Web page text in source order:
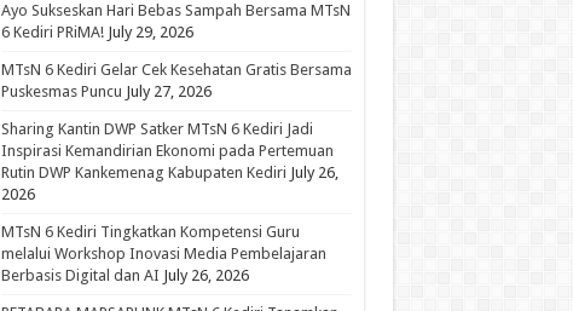
Ayo Sukseskan Hari Bebas Sampah Bersama MTsN
6 Kediri PRiMA! July 29, 2026
MTsN 6 Kediri Gelar Cek Kesehatan Gratis Bersama
Puskesmas Puncu July 27, 2026
Sharing Kantin DWP Satker MTsN 6 Kediri Jadi
Inspirasi Kemandirian Ekonomi pada Pertemuan
Rutin DWP Kankemenag Kabupaten Kediri July 26,
2026
MTsN 6 Kediri Tingkatkan Kompetensi Guru
melalui Workshop Inovasi Media Pembelajaran
Berbasis Digital dan AI July 26, 2026